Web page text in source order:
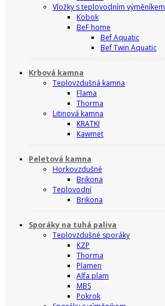
Vložky s teplovodním výměníkem
Kobok
BeF home
Bef Aquatic
Bef Twin Aquatic
Krbová kamna
Teplovzdušná kamna
Flama
Thorma
Litinová kamna
KRATKI
Kawmet
Peletová kamna
Horkovzdušné
Brikona
Teplovodní
Brikona
Sporáky na tuhá paliva
Teplovzdušné sporáky
KZP
Thorma
Plamen
Alfa plam
MBS
Pokrok